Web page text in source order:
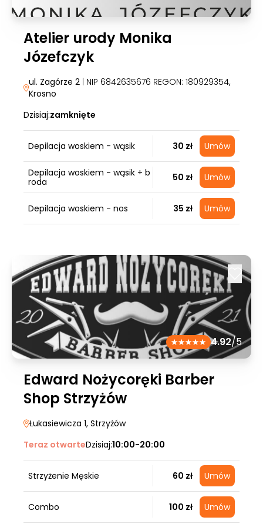
Atelier urody Monika
Józefczyk
ul. Zagórze 2 | NIP 6842635676 REGON: 180929354,
Krosno
Dzisiaj:zamknięte
Depilacja woskiem - wąsik 30 zł Umów
Depilacja woskiem - wąsik + b
roda
50 zł Umów
Depilacja woskiem - nos 35 zł Umów
4.92/5
Edward Nożycoręki Barber
Shop Strzyżów
Łukasiewicza 1, Strzyżów
Teraz otwarteDzisiaj:10:00-20:00
Strzyżenie Męskie 60 zł Umów
Combo 100 zł Umów